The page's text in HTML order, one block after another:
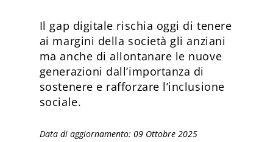
Il gap digitale rischia oggi di tenere
ai margini della società gli anziani
ma anche di allontanare le nuove
generazioni dall’importanza di
sostenere e rafforzare l’inclusione
sociale.
Data di aggiornamento: 09 Ottobre 2025